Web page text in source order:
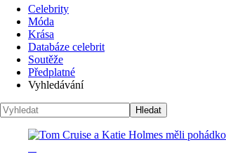
Celebrity
Móda
Krása
Databáze celebrit
Soutěže
Předplatné
Vyhledávání